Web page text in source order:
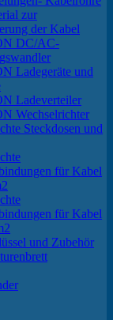
zur
der Kabel
DC/AC-
Ladegeräte und
Ladeverteiler
Wechselrichter
Steckdosen und
für Kabel
für Kabel
und Zubehör